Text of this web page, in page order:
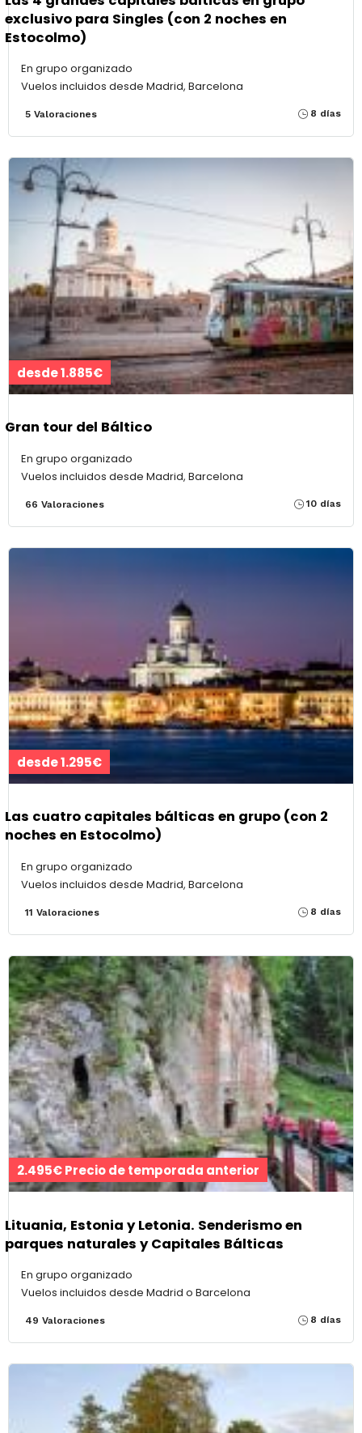
exclusivo para Singles (con 2 noches en
Estocolmo)
En grupo organizado
Vuelos incluidos desde Madrid, Barcelona
5 Valoraciones 8 días
desde 1.885€
Gran tour del Báltico
En grupo organizado
Vuelos incluidos desde Madrid, Barcelona
66 Valoraciones 10 días
desde 1.295€
Las cuatro capitales bálticas en grupo (con 2
noches en Estocolmo)
En grupo organizado
Vuelos incluidos desde Madrid, Barcelona
11 Valoraciones 8 días
2.495€ Precio de temporada anterior
Lituania, Estonia y Letonia. Senderismo en
parques naturales y Capitales Bálticas
En grupo organizado
Vuelos incluidos desde Madrid o Barcelona
49 Valoraciones 8 días